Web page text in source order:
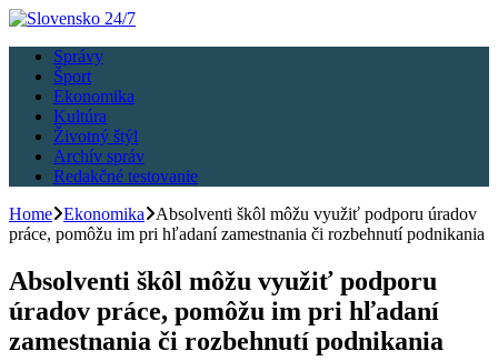
Správy
Šport
Ekonomika
Kultúra
Životný štýl
Archív správ
Redakčné testovanie
Home Ekonomika
Absolventi škôl môžu využiť podporu úradov
práce, pomôžu im pri hľadaní zamestnania či rozbehnutí podnikania
Absolventi škôl môžu využiť podporu
úradov práce, pomôžu im pri hľadaní
zamestnania či rozbehnutí podnikania